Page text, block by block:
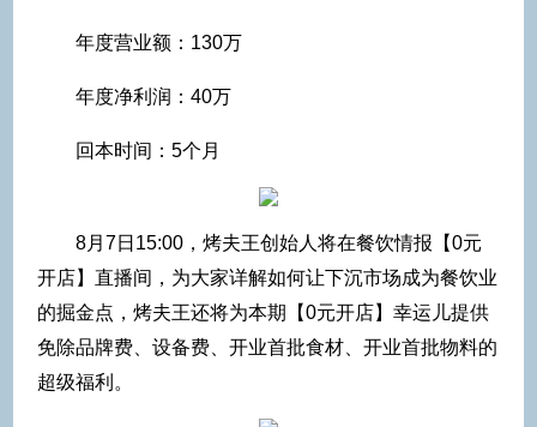
年度营业额：130万
年度净利润：40万
回本时间：5个月
8月7日15:00，烤夫王创始人将在餐饮情报【0元
开店】直播间，为大家详解如何让下沉市场成为餐饮业
的掘金点，烤夫王还将为本期【0元开店】幸运儿提供
免除品牌费、设备费、开业首批食材、开业首批物料的
超级福利。